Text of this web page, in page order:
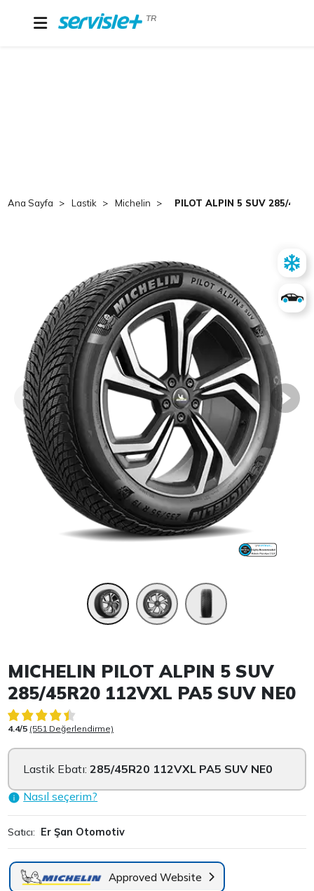
TR
Ana Sayfa Lastik Michelin PILOT ALPIN 5 SUV 285/
Item 1 of 3
MICHELIN PILOT ALPIN 5 SUV
285/45R20 112VXL PA5 SUV NE0
4.4/5 (551 Değerlendirme)
Lastik Ebatı:285/45R20 112VXL PA5 SUV NE0
Nasıl seçerim?
Satıcı: Er Şan Otomotiv
Approved Website